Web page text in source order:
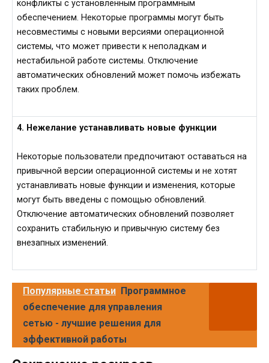
конфликты с установленным программным
обеспечением. Некоторые программы могут быть
несовместимы с новыми версиями операционной
системы, что может привести к неполадкам и
нестабильной работе системы. Отключение
автоматических обновлений может помочь избежать
таких проблем.
4. Нежелание устанавливать новые функции
Некоторые пользователи предпочитают оставаться на
привычной версии операционной системы и не хотят
устанавливать новые функции и изменения, которые
могут быть введены с помощью обновлений.
Отключение автоматических обновлений позволяет
сохранить стабильную и привычную систему без
внезапных изменений.
Популярные статьи Программное
обеспечение для управления
сетью - лучшие решения для
эффективной работы